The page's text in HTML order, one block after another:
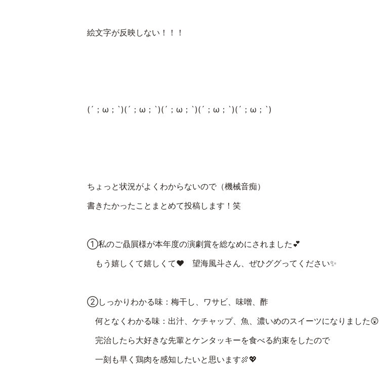
絵文字が反映しない！！！
(´；ω； `)( ´；ω； `)( ´；ω； `)( ´；ω； `)( ´；ω； `)
ちょっと状況がよくわからないので（機械音痴）
書きたかったことまとめて投稿します！笑
①私のご贔屓様が本年度の演劇賞を総なめにされました💕
もう嬉しくて嬉しくて❤ 望海風斗さん、ぜひググってください✨
②しっかりわかる味：梅干し、ワサビ、味噌、酢
何となくわかる味：出汁、ケチャップ、魚、濃いめのスイーツになりました😲
完治したら大好きな先輩とケンタッキーを食べる約束をしたので
一刻も早く鶏肉を感知したいと思います🍖💖